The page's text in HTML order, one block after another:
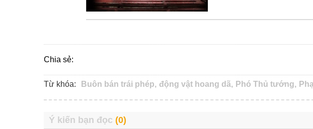
Chia sẻ:
Từ khóa: Buôn bán trái phép, động vật hoang dã, Phó Thủ tướng,